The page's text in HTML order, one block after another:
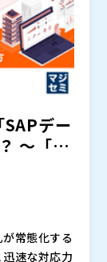
デー
～「SA
常態化する
速な対応力